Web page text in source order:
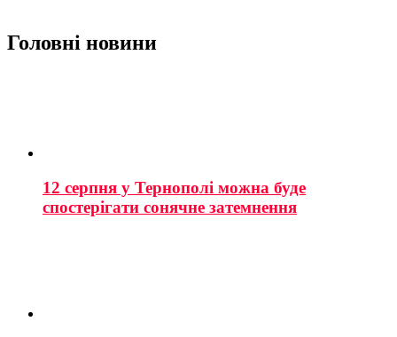
Головні новини
12 серпня у Тернополі можна буде
спостерігати сонячне затемнення